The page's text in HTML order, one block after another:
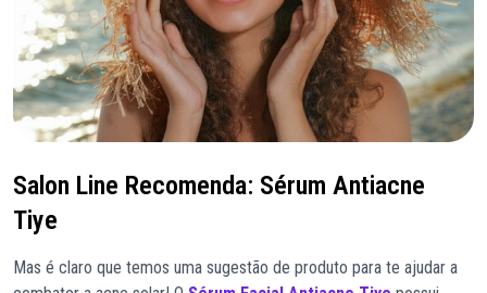
Salon Line Recomenda: Sérum Antiacne
Tiye
Mas é claro que temos uma sugestão de produto para te ajudar a